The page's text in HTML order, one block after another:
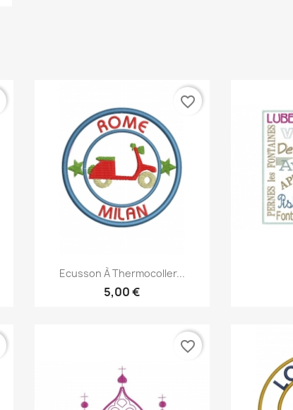
Aperçu rapide
Ecusson À Thermocoller...
5,00 €
favorite_border
favorite_border